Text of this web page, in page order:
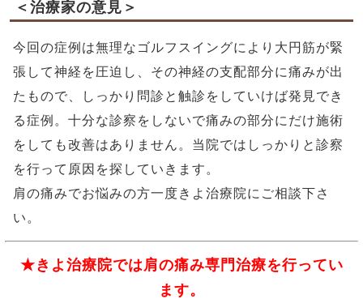
＜治療家の意見＞
今回の症例は無理なゴルフスイングにより大円筋が緊
張して神経を圧迫し、その神経の支配部分に痛みが出
たもので、しっかり問診と触診をしていけば発見でき
る症例。十分な診察をしないで痛みの部分にだけ施術
をしても改善はありません。当院ではしっかりと診察
を行って原因を探していきます。
肩の痛みでお悩みの方一度きよ治療院にご相談下さ
い。
★きよ治療院では肩の痛み専門治療を行ってい
ます。